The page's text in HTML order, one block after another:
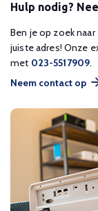
Hulp nodig?
Ben je op zoek
juiste adres! Onze
met 023-5517909.
Neem contact op